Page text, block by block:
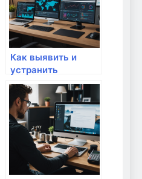
Как выявить и
устранить
уязвимости в
домашней сети:
полный гид для
безопасного
интернет-
пространства